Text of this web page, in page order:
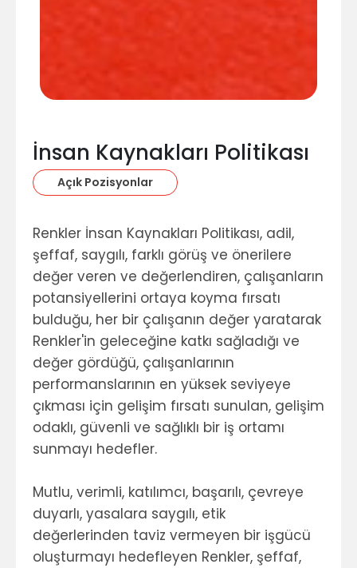
İnsan Kaynakları Politikası
Açık Pozisyonlar
Renkler İnsan Kaynakları Politikası, adil,
şeffaf, saygılı, farklı görüş ve önerilere
değer veren ve değerlendiren, çalışanların
potansiyellerini ortaya koyma fırsatı
bulduğu, her bir çalışanın değer yaratarak
Renkler'in geleceğine katkı sağladığı ve
değer gördüğü, çalışanlarının
performanslarının en yüksek seviyeye
çıkması için gelişim fırsatı sunulan, gelişim
odaklı, güvenli ve sağlıklı bir iş ortamı
sunmayı hedefler.
Mutlu, verimli, katılımcı, başarılı, çevreye
duyarlı, yasalara saygılı, etik
değerlerinden taviz vermeyen bir işgücü
oluşturmayı hedefleyen Renkler, şeffaf,